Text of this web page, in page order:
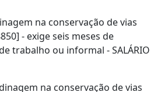
na conservação de vias
- exige seis meses de
trabalho ou informal - SALÁRIO
na conservação de vias